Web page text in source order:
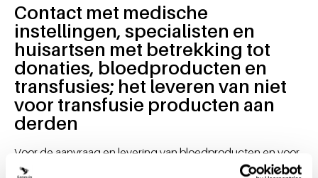
Contact met medische
instellingen, specialisten en
huisartsen met betrekking tot
donaties, bloedproducten en
transfusies; het leveren van niet
voor transfusie producten aan
derden
Voor de aanvraag en levering van bloedproducten en voor
bijzondere afnames hebben we contact met verschillende